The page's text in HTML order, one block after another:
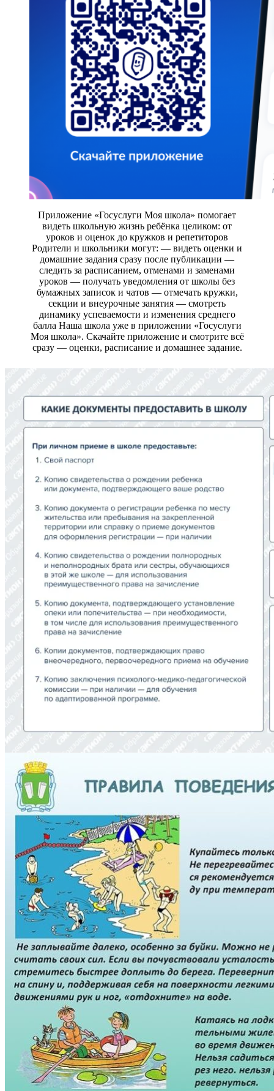
Приложение «Госуслуги Моя школа» помогает
видеть школьную жизнь ребёнка целиком: от
уроков и оценок до кружков и репетиторов
Родители и школьники могут: — видеть оценки и
домашние задания сразу после публикации —
следить за расписанием, отменами и заменами
уроков — получать уведомления от школы без
бумажных записок и чатов — отмечать кружки,
секции и внеурочные занятия — смотреть
динамику успеваемости и изменения среднего
балла Наша школа уже в приложении «Госуслуги
Моя школа». Скачайте приложение и смотрите всё
сразу — оценки, расписание и домашнее задание.